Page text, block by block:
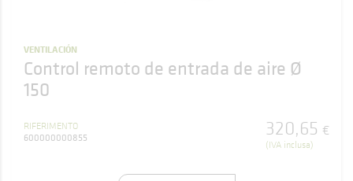
VENTILACIÓN
Control remoto de entrada de aire Ø
150
RIFERIMENTO
600000000855
320,65 €
(IVA inclusa)